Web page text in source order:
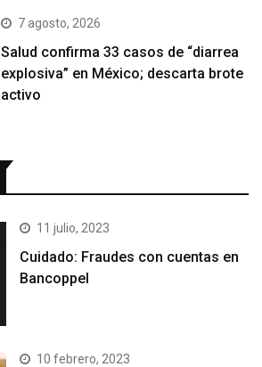
7 agosto, 2026
Salud confirma 33 casos de “diarrea
explosiva” en México; descarta brote
activo
11 julio, 2023
Cuidado: Fraudes con cuentas en
Bancoppel
10 febrero, 2023